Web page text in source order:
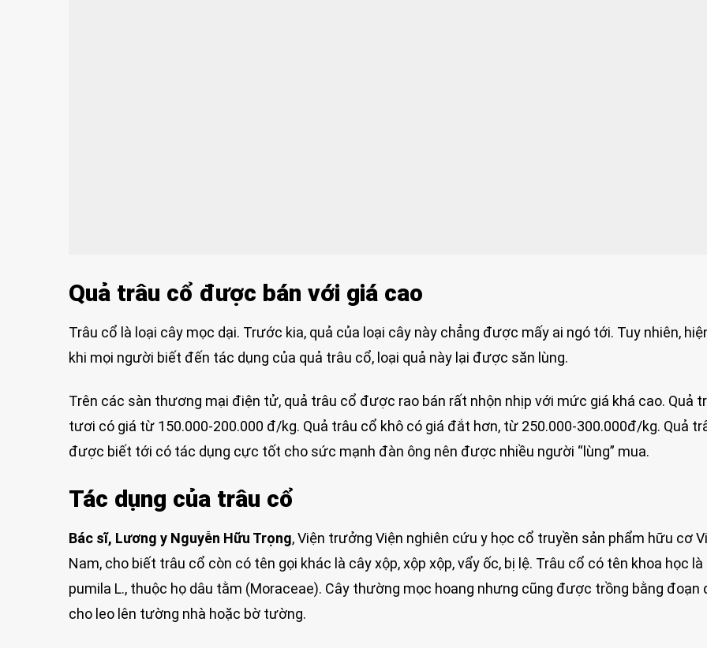
Quả trâu cổ được bán với giá cao
Trâu cổ là loại cây mọc dại. Trước kia, quả của loại cây này chẳng được mấy ai ngó tới. Tuy nhiên,
khi mọi người biết đến tác dụng của quả trâu cổ, loại quả này lại được săn lùng.
Trên các sàn thương mại điện tử, quả trâu cổ được rao bán rất nhộn nhịp với mức giá khá cao. Quả
tươi có giá từ 150.000-200.000 đ/kg. Quả trâu cổ khô có giá đắt hơn, từ 250.000-300.000đ/kg. Quả
được biết tới có tác dụng cực tốt cho sức mạnh đàn ông nên được nhiều người “lùng” mua.
Tác dụng của trâu cổ
Bác sĩ, Lương y Nguyễn Hữu Trọng, Viện trưởng Viện nghiên cứu y học cổ truyền sản phẩm hữu cơ
Nam, cho biết trâu cổ còn có tên gọi khác là cây xộp, xộp xộp, vẩy ốc, bị lệ. Trâu cổ có tên khoa học là
pumila L., thuộc họ dâu tằm (Moraceae). Cây thường mọc hoang nhưng cũng được trồng bằng đoạn
cho leo lên tường nhà hoặc bờ tường.